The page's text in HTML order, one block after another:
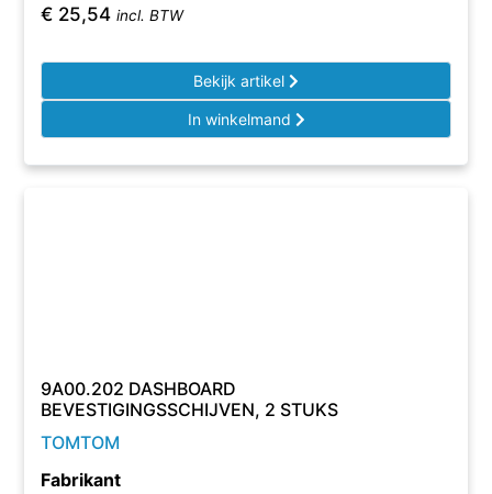
€ 25,54 incl. BTW
Bekijk artikel
In winkelmand
9A00.202 DASHBOARD
BEVESTIGINGSSCHIJVEN, 2 STUKS
TOMTOM
Fabrikant